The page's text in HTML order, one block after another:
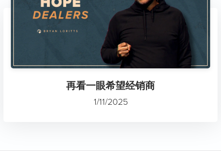
再看一眼希望经销商
1/11/2025